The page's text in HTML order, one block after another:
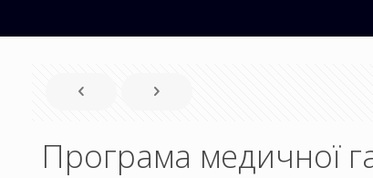
Програма медичної